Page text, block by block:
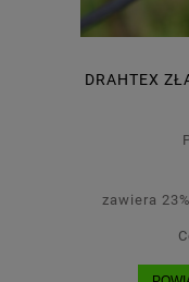
DRAHTEX
zawiera